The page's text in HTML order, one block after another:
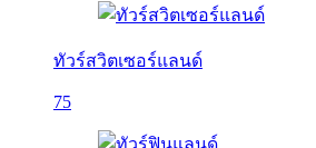
ทัวร์สวิตเซอร์แลนด์
75